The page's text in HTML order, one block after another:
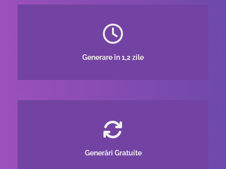
Generare în 1,2 zile
Generări Gratuite